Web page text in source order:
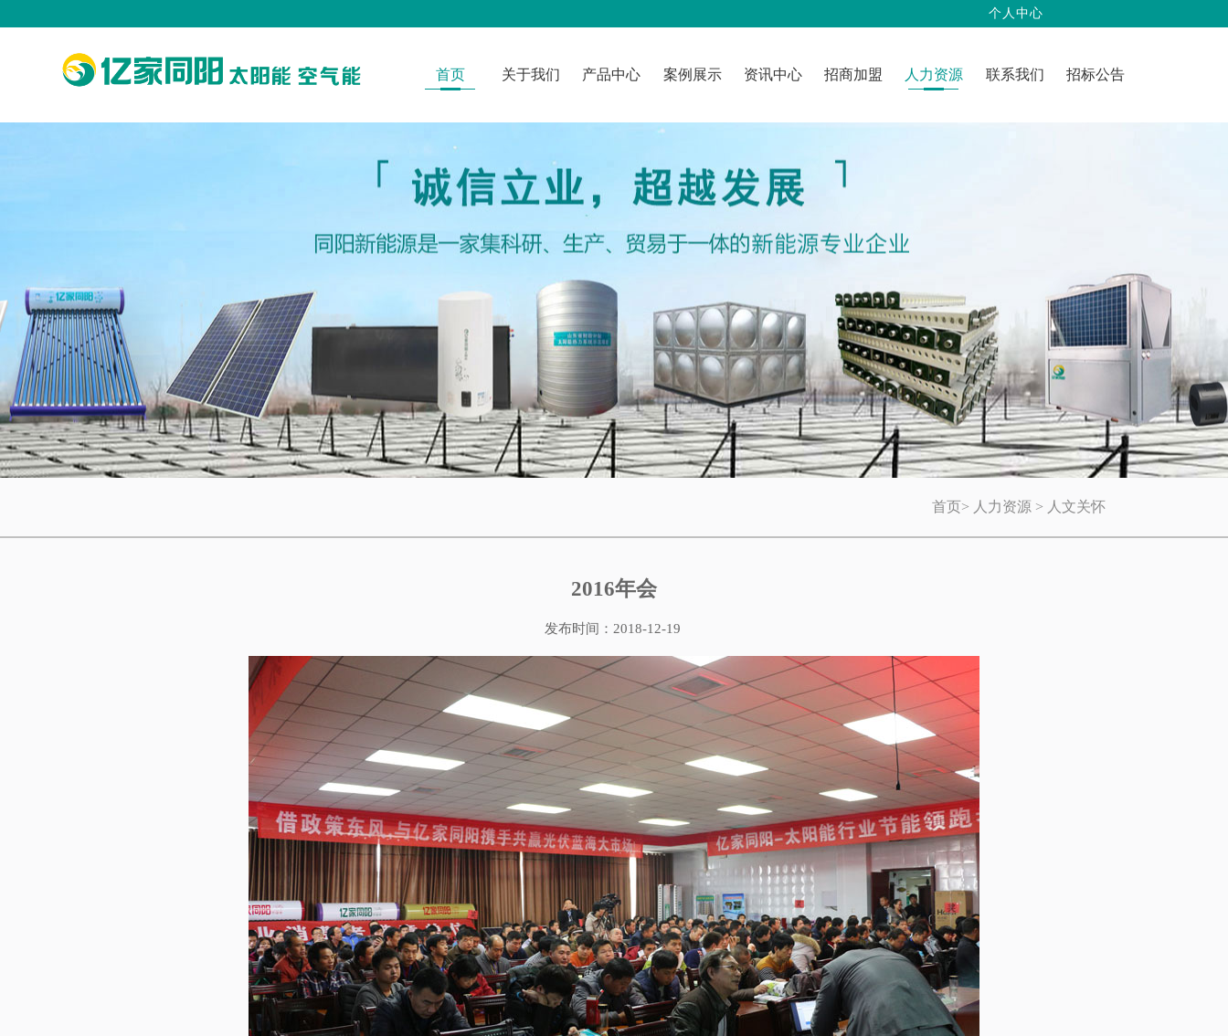
个人中心
首页 关于我们 产品中心 案例展示 资讯中心 招商加盟 人力资源 联系我们 招标公告
首页> 人力资源 > 人文关怀
2016年会
发布时间：2018-12-19